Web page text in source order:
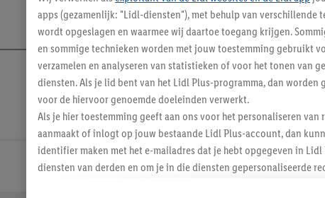
Lidl
apps (gezamenlijk: "Lidl-diensten"), met behulp van
wordt opgeslagen en waarmee wij daartoe toegang krijgen.
en sommige technieken worden met jouw toestemming gebruikt
verzamelen en analyseren van statistieken of voor het tonen van
diensten. Als je lid bent van het Lidl Plus-programma, dan
voor de hiervoor genoemde doeleinden verwerkt.
Als je hier toestemming geeft aan ons voor het personaliseren
aanmaakt of inlogt op jouw bestaande Lidl Plus-account, dan
identifier maken met het e-mailadres dat je hebt opgegeven in
diensten van derden en om je in die diensten gepersonaliseerde